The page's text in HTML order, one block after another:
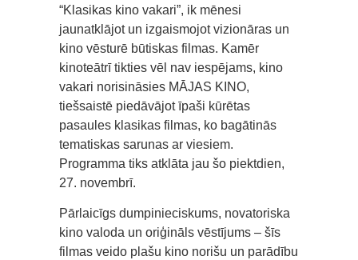
“Klasikas kino vakari”, ik mēnesi
jaunatklājot un izgaismojot vizionāras un
kino vēsturē būtiskas filmas. Kamēr
kinoteātrī tikties vēl nav iespējams, kino
vakari norisināsies MĀJAS KINO,
tiešsaistē piedāvājot īpaši kūrētas
pasaules klasikas filmas, ko bagātinās
tematiskas sarunas ar viesiem.
Programma tiks atklāta jau šo piektdien,
27. novembrī.
Pārlaicīgs dumpinieciskums, novatoriska
kino valoda un oriģināls vēstījums – šīs
filmas veido plašu kino norišu un parādību